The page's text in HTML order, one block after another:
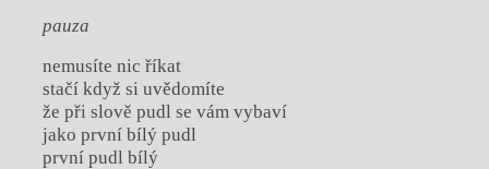
pauza
nemusíte nic říkat
stačí když si uvědomíte
že při slově pudl se vám vybaví
jako první bílý pudl
první pudl bílý